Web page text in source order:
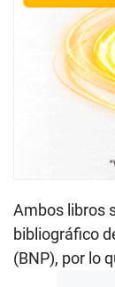
Ambos libros
bibliográfico
(BNP), por lo